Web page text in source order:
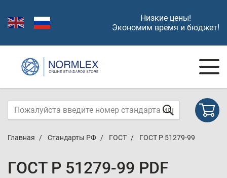
Низкие цены!
Экономим время и бюджет!
Главная Стандарты РФ ГОСТ ГОСТ Р 51279-99
ГОСТ Р 51279-99 PDF